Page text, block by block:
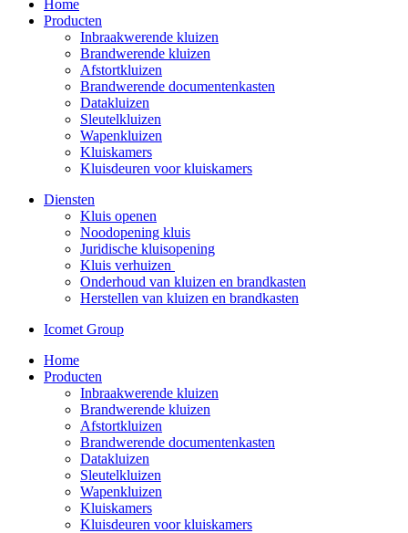
Home
Producten
Inbraakwerende kluizen
Brandwerende kluizen
Afstortkluizen
Brandwerende documentenkasten
Datakluizen
Sleutelkluizen
Wapenkluizen
Kluiskamers
Kluisdeuren voor kluiskamers
Diensten
Kluis openen
Noodopening kluis
Juridische kluisopening
Kluis verhuizen
Onderhoud van kluizen en brandkasten
Herstellen van kluizen en brandkasten
Icomet Group
Home
Producten
Inbraakwerende kluizen
Brandwerende kluizen
Afstortkluizen
Brandwerende documentenkasten
Datakluizen
Sleutelkluizen
Wapenkluizen
Kluiskamers
Kluisdeuren voor kluiskamers